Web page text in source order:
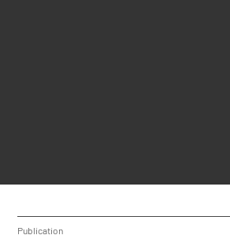
Publication